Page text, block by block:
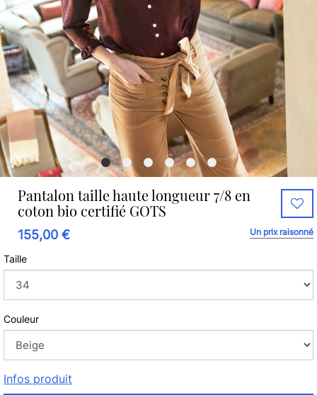
Pantalon taille haute longueur 7/8 en
coton bio certifié GOTS
155,00 € Un prix raisonné
Taille
Couleur
Infos produit